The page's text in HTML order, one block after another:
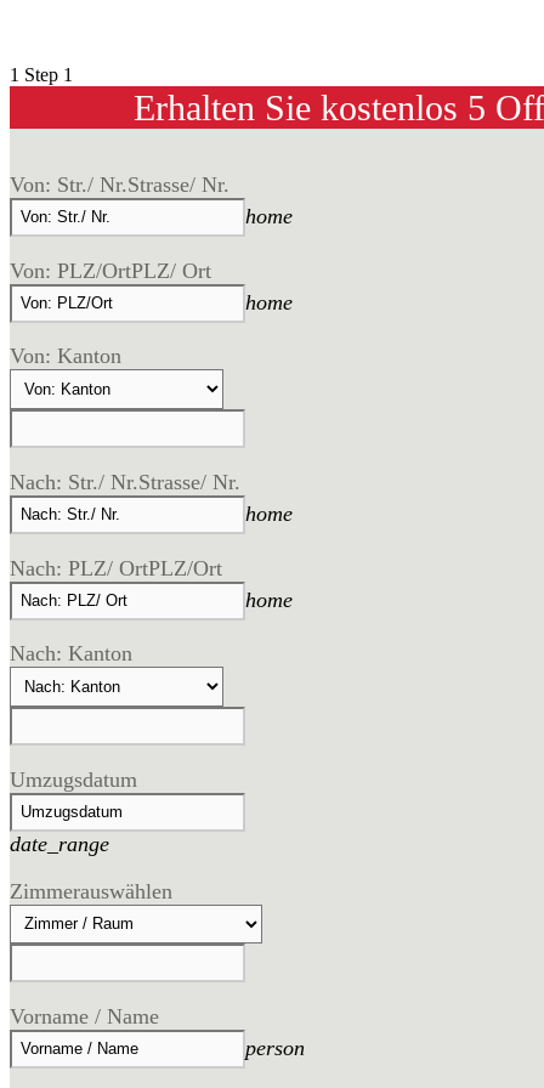
1 Step 1
Erhalten Sie kostenlos 5
Von: Str./ Nr.Strasse/ Nr.
home
Von: PLZ/OrtPLZ/ Ort
home
Von: Kanton
Nach: Str./ Nr.Strasse/ Nr.
home
Nach: PLZ/ OrtPLZ/Ort
home
Nach: Kanton
Umzugsdatum
date_range
Zimmerauswählen
Vorname / Name
person